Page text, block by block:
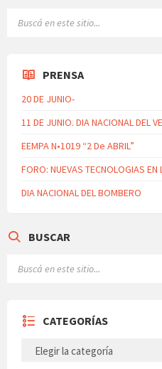
PRENSA
20 DE JUNIO-
11 DE JUNIO. DIA NACIONAL DEL
EEMPA N•1019 “2 De ABRIL”
FORO: NUEVAS TECNOLOGIAS EN
DIA NACIONAL DEL BOMBERO
BUSCAR
CATEGORÍAS